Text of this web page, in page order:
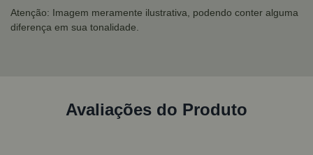
Atenção: Imagem meramente ilustrativa, podendo conter alguma
diferença em sua tonalidade.
Avaliações do Produto